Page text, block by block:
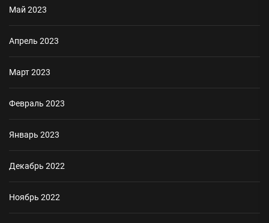
Май 2023
Апрель 2023
Март 2023
Февраль 2023
Январь 2023
Декабрь 2022
Ноябрь 2022